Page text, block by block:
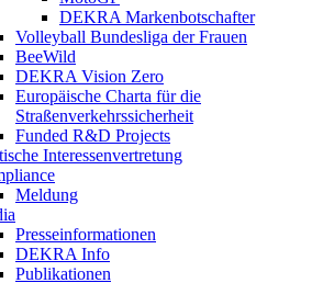
DEKRA Markenbotschafter
Volleyball Bundesliga der Frauen
BeeWild
DEKRA Vision Zero
Europäische Charta für die
Straßenverkehrssicherheit
Funded R&D Projects
Interessenvertretung
Meldung
Presseinformationen
DEKRA Info
Publikationen